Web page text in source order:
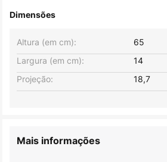
Dimensões
Largura (em cm): 14
Altura (em cm): 65
Projeção: 18,7
Mais informações